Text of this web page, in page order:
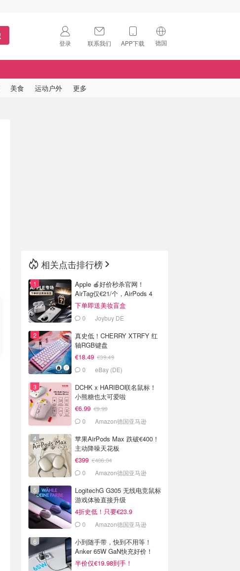
登录 联系我们 APP下载 德国
🇺🇸
美食 运动户外 更多
相关点击排行榜
Apple 🍎好价秒杀官网！
AirTag仅€21/个，AirPods 4
€116
下单即送美妆盲盒
0 Joybuy DE
真史低！CHERRY XTRFY 红
轴RGB键盘
€18.49 €39.49
0 eBay (DE)
DCHK x HARIBO联名鼠标！
小熊糖也太可爱啦
€6.99 €9.99
0 Amazon德国亚马逊
苹果AirPods Max 跌破€400！
主动降噪天花板
€399 €406.04
0 Amazon德国亚马逊
LogitechG G305 无线电竞鼠标
游戏体验直接升级
4折史低！只要€23.9
0 Amazon德国亚马逊
小到随手带，快到不用等！
Anker 65W GaN快充好价！
半价仅€19.98到手！